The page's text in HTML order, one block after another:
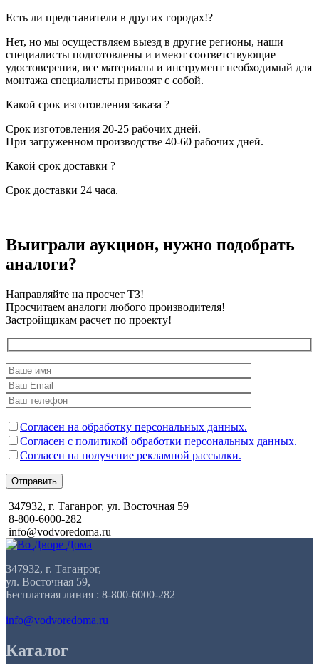
Есть ли представители в других городах!?
Нет, но мы осуществляем выезд в другие регионы, наши
специалисты подготовлены и имеют соответствующие
удостоверения, все материалы и инструмент необходимый для
монтажа специалисты привозят с собой.
Какой срок изготовления заказа ?
Срок изготовления 20-25 рабочих дней.
При загруженном производстве 40-60 рабочих дней.
Какой срок доставки ?
Срок доставки 24 часа.
Выиграли аукцион, нужно подобрать
аналоги?
Направляйте на просчет ТЗ!
Просчитаем аналоги любого производителя!
Застройщикам расчет по проекту!
Согласен на обработку персональных данных.
Согласен с политикой обработки персональных данных.
Согласен на получение рекламной рассылки.
Отправить
347932, г. Таганрог, ул. Восточная 59
8-800-6000-282
info@vodvoredoma.ru
347932, г. Таганрог,
ул. Восточная 59,
Бесплатная линия : 8-800-6000-282
info@vodvoredoma.ru
Каталог